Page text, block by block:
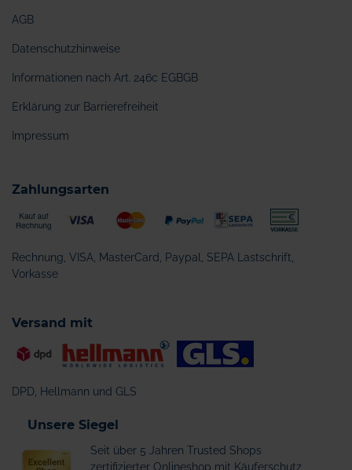
AGB
Datenschutzhinweise
Informationen nach Art. 246c EGBGB
Erklärung zur Barrierefreiheit
Impressum
Zahlungsarten
Rechnung, VISA, MasterCard, Paypal, SEPA Lastschrift,
Vorkasse
Versand mit
DPD, Hellmann und GLS
Unsere Siegel
Seit über 5 Jahren Trusted Shops
zertifizierter Onlineshop mit Käuferschutz